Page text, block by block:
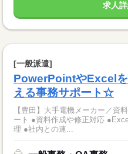
求人
[一般派遣]
PowerPointやExcel
える事務サポート☆
【豊田】大手電機メーカー／資
ート ●資料作成や修正対応
理 ●社内との連...